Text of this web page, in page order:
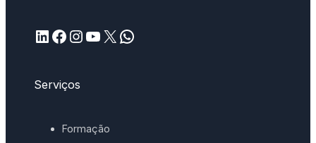
LinkedIn Facebook InstagramYouTube X WhatsApp
Serviços
Formação